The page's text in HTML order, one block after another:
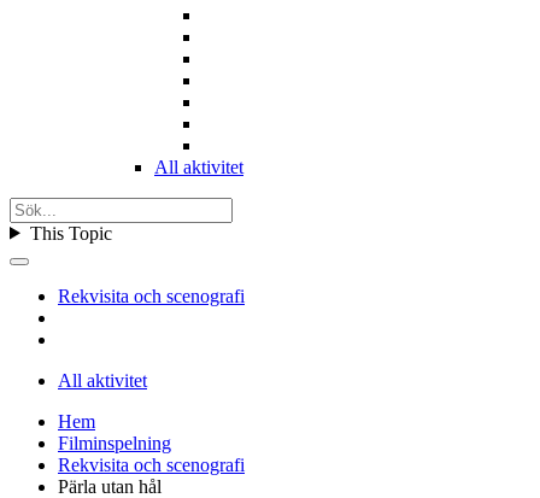
All aktivitet
This Topic
Rekvisita och scenografi
All aktivitet
Hem
Filminspelning
Rekvisita och scenografi
Pärla utan hål